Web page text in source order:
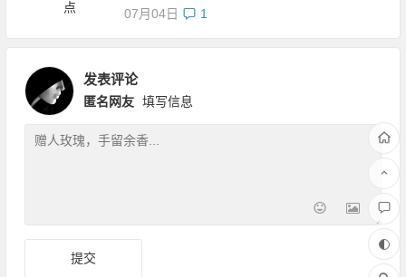
07月04日 1
发表评论
匿名网友 填写信息